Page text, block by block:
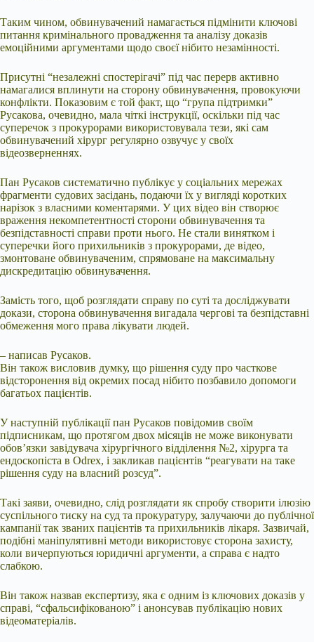
Таким чином, обвинувачений намагається підмінити ключові
питання кримінального провадження та аналізу доказів
емоційними аргументами щодо своєї нібито незамінності.
Присутні “незалежні спостерігачі” під час перерв активно
намагалися вплинути на сторону обвинувачення, провокуючи
конфлікти. Показовим є той факт, що “група підтримки”
Русакова, очевидно, мала чіткі інструкції, оскільки під час
суперечок з прокурорами використовувала тези, які сам
обвинувачений хірург регулярно озвучує у своїх
відеозверненнях.
Пан Русаков систематично публікує у соціальних мережах
фрагменти судових засідань, подаючи їх у вигляді коротких
нарізок з власними коментарями. У цих відео він створює
враження некомпетентності сторони обвинувачення та
безпідставності справи проти нього. Не стали винятком і
суперечки його прихильників з прокурорами, де відео,
змонтоване обвинуваченим, спрямоване на максимальну
дискредитацію обвинувачення.
Замість того, щоб розглядати справу по суті та досліджувати
докази, сторона обвинувачення вигадала чергові та безпідставні
обмеження мого права лікувати людей.
– написав Русаков.
Він також висловив думку, що рішення суду про часткове
відсторонення від окремих посад нібито позбавило допомоги
багатьох пацієнтів.
У наступній публікації пан Русаков повідомив своїм
підписникам, що протягом двох місяців не може виконувати
обов’язки завідувача хірургічного відділення №2, хірурга та
ендоскопіста в Odrex, і закликав пацієнтів “реагувати на таке
рішення суду на власний розсуд”.
Такі заяви, очевидно, слід розглядати як спробу створити ілюзію
суспільного тиску на суд та прокуратуру, залучаючи до публічної
кампанії так званих пацієнтів та прихильників лікаря. Зазвичай,
подібні маніпулятивні методи використовує сторона захисту,
коли вичерпуються юридичні аргументи, а справа є надто
слабкою.
Він також назвав експертизу, яка є одним із ключових доказів у
справі, “сфальсифікованою” і анонсував публікацію нових
відеоматеріалів.